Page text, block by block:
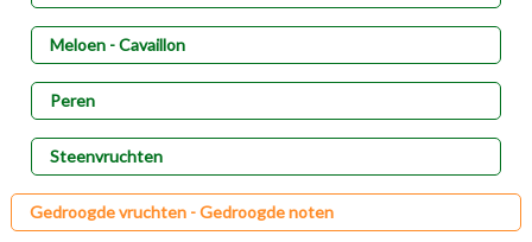
Meloen - Cavaillon
Peren
Steenvruchten
Gedroogde vruchten - Gedroogde noten